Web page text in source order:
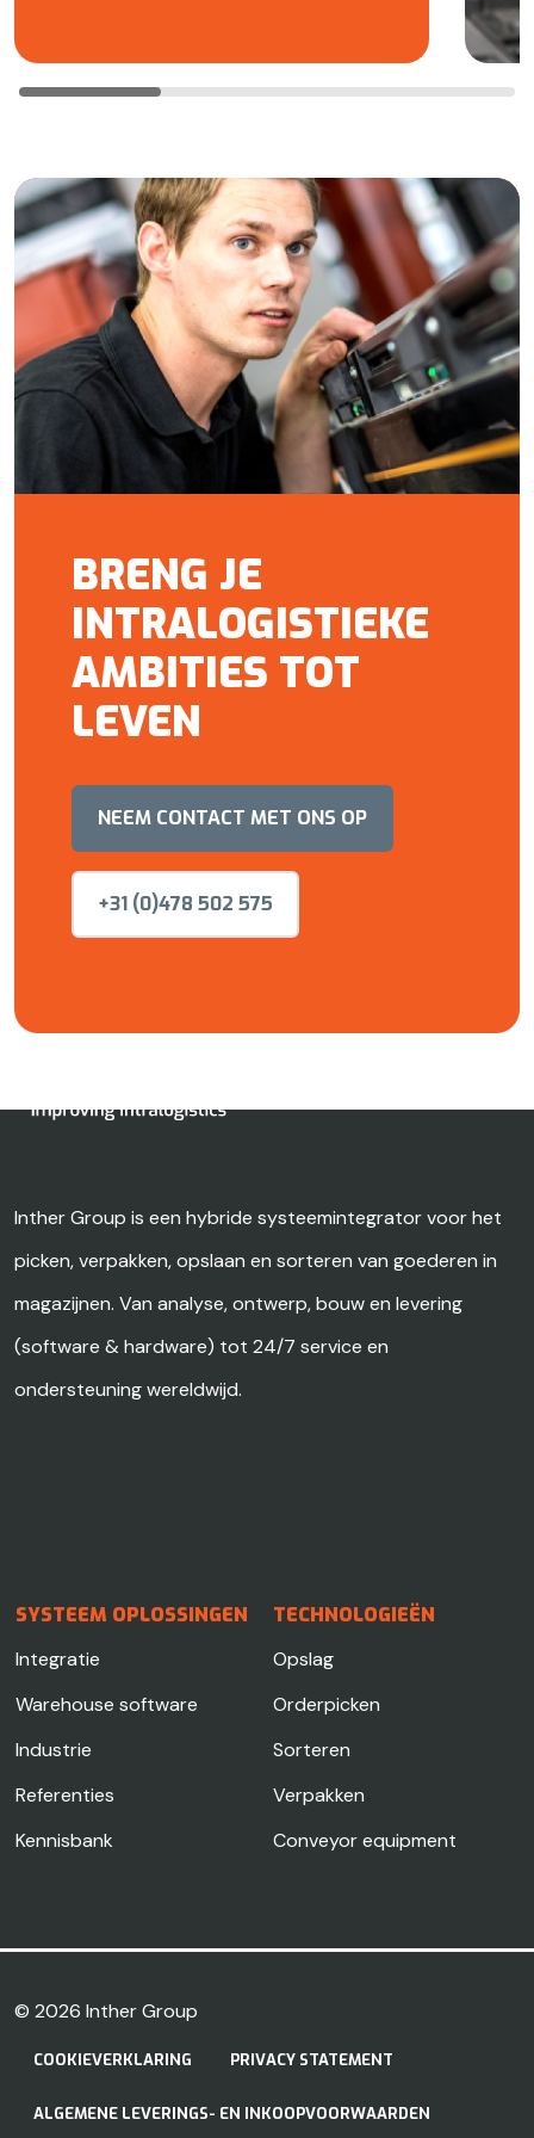
BRENG JE
INTRALOGISTIEKE
AMBITIES TOT
LEVEN
NEEM CONTACT MET ONS OP
+31 (0)478 502 575
Inther Group is een hybride systeemintegrator voor het
picken, verpakken, opslaan en sorteren van goederen in
magazijnen. Van analyse, ontwerp, bouw en levering
(software & hardware) tot 24/7 service en
ondersteuning wereldwijd.
SYSTEEM OPLOSSINGEN
TECHNOLOGIEËN
Integratie
Opslag
Warehouse software
Orderpicken
Industrie
Sorteren
Referenties
Verpakken
Kennisbank
Conveyor equipment
© 2026 Inther Group
COOKIEVERKLARING PRIVACY STATEMENT
ALGEMENE LEVERINGS- EN INKOOPVOORWAARDEN